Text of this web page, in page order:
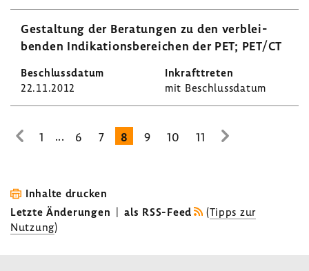
Gestal­tung der Bera­tungen zu den verblei­
benden Indi­ka­ti­ons­be­rei­chen der PET; PET/CT
22.11.2012 mit Beschluss­datum
zur
Seite
1 ... 6 7 8 9 10 11
zur
Inhalte drucken
Letzte Änderungen | als RSS-Feed (Tipps zur
Nutzung)